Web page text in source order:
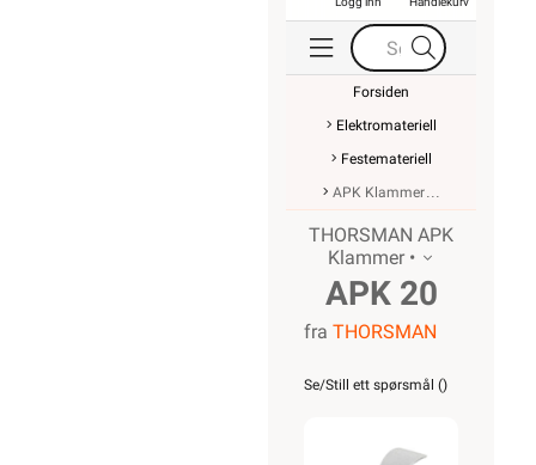
Forsiden
Elektromateriell
Festemateriell
APK Klammer
THORSMAN APK
Klammer •
APK 20
ISH
M/20MM
STIFT
fra THORSMAN
Se/Still ett spørsmål ()